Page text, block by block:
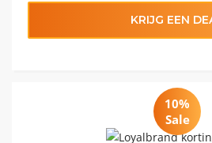
KRIJG EEN
10%
Sale